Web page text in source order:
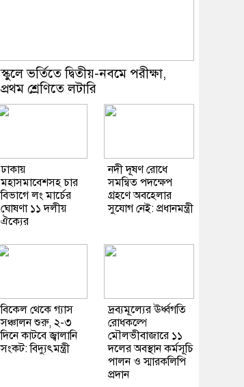
স্কুলে ভর্তিতে দ্বিতীয়-নবমে পরীক্ষা,
প্রথম শ্রেণিতে লটারি
ঢাকায়
মহাসমাবেশসহ চার
বিভাগে লং মার্চের
ঘোষণা ১১ দলীয়
ঐক্যের
নদী দূষণ রোধে
সমন্বিত পদক্ষেপ
গ্রহণে অবহেলার
সুযোগ নেই: প্রধানমন্ত্রী
বিকেল থেকে গ্যাস
সঞ্চালন শুরু, ২-৩
দিনে কাটবে জ্বালানি
সংকট: বিদ্যুৎমন্ত্রী
দ্রব্যমূল্যের ঊর্ধ্বগতি
রোধকল্পে
মৌলভীবাজারে ১১
দলের অবস্থান কর্মসূচি
পালন ও স্মারকলিপি
প্রদান